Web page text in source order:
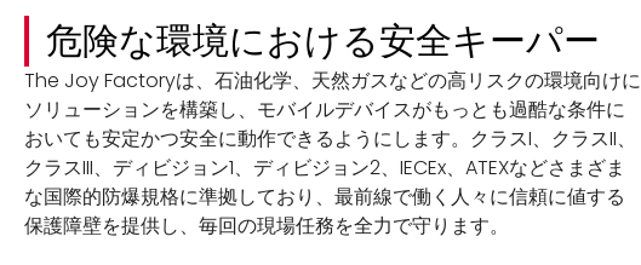
危険な環境における安全キーパー
The Joy Factoryは、石油化学、天然ガスなどの高リスクの環境向けに
ソリューションを構築し、モバイルデバイスがもっとも過酷な条件に
おいても安定かつ安全に動作できるようにします。クラスI、クラスII、
クラスIII、ディビジョン1、ディビジョン2、IECEx、ATEXなどさまざま
な国際的防爆規格に準拠しており、最前線で働く人々に信頼に値する
保護障壁を提供し、毎回の現場任務を全力で守ります。